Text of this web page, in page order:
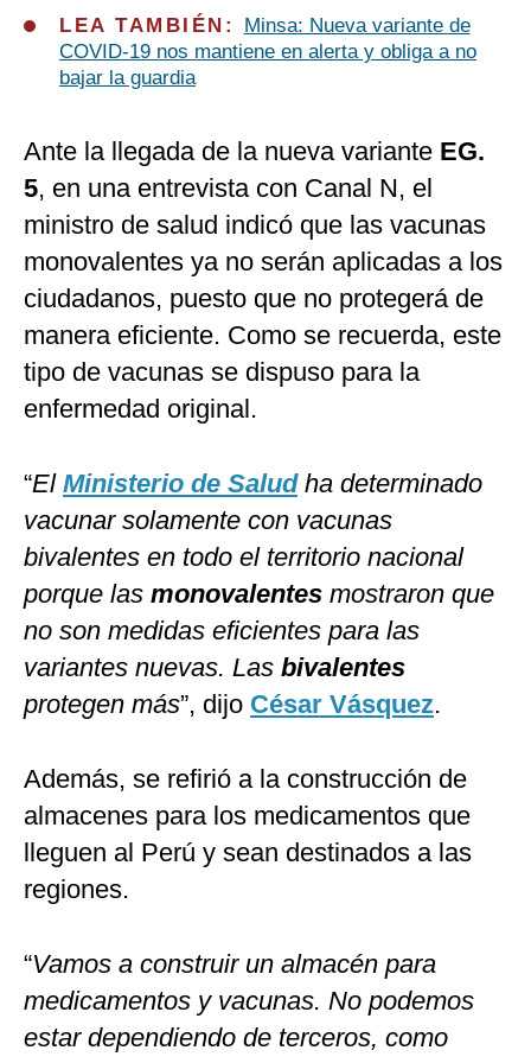
LEA TAMBIÉN:
Minsa: Nueva variante de
COVID-19 nos mantiene en alerta y obliga a no
bajar la guardia
Ante la llegada de la nueva variante EG.
5, en una entrevista con Canal N, el
ministro de salud indicó que las vacunas
monovalentes ya no serán aplicadas a los
ciudadanos, puesto que no protegerá de
manera eficiente. Como se recuerda, este
tipo de vacunas se dispuso para la
enfermedad original.
“El Ministerio de Saludha determinado
vacunar solamente con vacunas
bivalentes en todo el territorio nacional
porque las monovalentes mostraron que
no son medidas eficientes para las
variantes nuevas. Las bivalentes
protegen más”, dijo César Vásquez.
Además, se refirió a la construcción de
almacenes para los medicamentos que
lleguen al Perú y sean destinados a las
regiones.
“Vamos a construir un almacén para
medicamentos y vacunas. No podemos
estar dependiendo de terceros, como